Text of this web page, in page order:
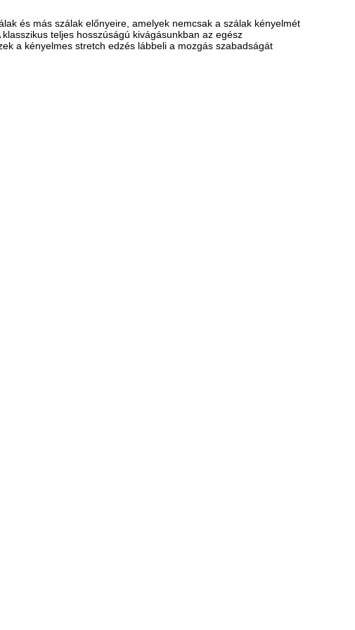
és más szálak előnyeire, amelyek nemcsak a szálak kényelmét
teljes hosszúságú kivágásunkban az egész
a kényelmes stretch edzés lábbeli a mozgás szabadságát